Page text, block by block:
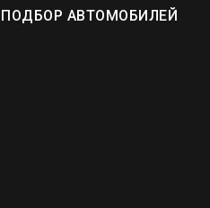
ПОДБОР АВТОМОБИЛЕЙ